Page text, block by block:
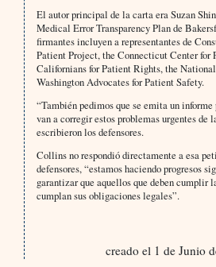
El autor principal de la carta era Suzan
Medical Error Transparency Plan de
firmantes incluyen a representantes de
Patient Project, the Connecticut Center for
Californians for Patient Rights, the
Washington Advocates for Patient Safety.
“También pedimos que se emita un
van a corregir estos problemas urgentes de
escribieron los defensores.
Collins no respondió directamente a esa
defensores, “estamos haciendo progresos
garantizar que aquellos que deben cumplir
cumplan sus obligaciones legales”.
creado el 1 de Junio